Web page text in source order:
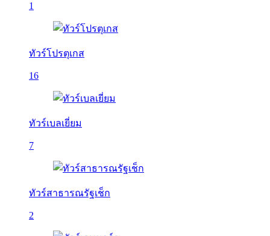
1
ทัวร์โปรตุเกส
16
ทัวร์เบลเยี่ยม
7
ทัวร์สาธารณรัฐเช็ก
2